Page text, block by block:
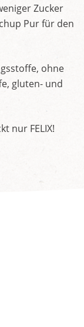
Zucker
Pur für den
ohne
gluten- und
nur FELIX!